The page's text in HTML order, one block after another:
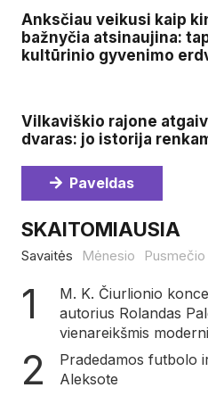
Anksčiau veikusi kaip
bažnyčia atsinaujina:
kultūrinio gyvenimo
Vilkaviškio rajone
dvaras: jo istorija
Paveldas
SKAITOMIAUSIA
Savaitės Mėnesio Pusmečio
M. K. Čiurlionio
autorius Rolandas
vienareikšmis
Pradedamos futbolo
Aleksote